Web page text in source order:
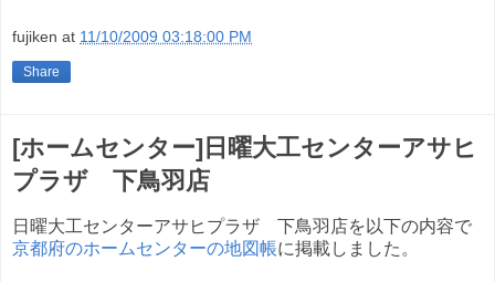
fujiken at 11/10/2009 03:18:00 PM
Share
[ホームセンター]日曜大工センターアサヒ
プラザ 下鳥羽店
日曜大工センターアサヒプラザ 下鳥羽店を以下の内容で
京都府のホームセンターの地図帳に掲載しました。